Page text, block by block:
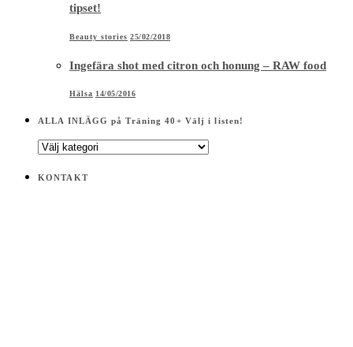
tipset!
Beauty stories 25/02/2018
Ingefära shot med citron och honung – RAW food
Hälsa 14/05/2016
ALLA INLÄGG på Träning 40+ Välj i listen!
ALLA
på
KONTAKT